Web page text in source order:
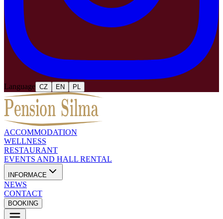
Language CZ EN PL
ACCOMMODATION
WELLNESS
RESTAURANT
EVENTS AND HALL RENTAL
INFORMACE
NEWS
CONTACT
BOOKING